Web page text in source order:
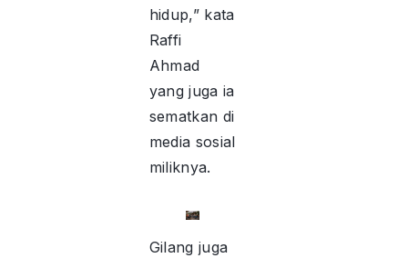
hidup,” kata
Raffi
Ahmad
yang juga ia
sematkan di
media sosial
miliknya.
Gilang juga